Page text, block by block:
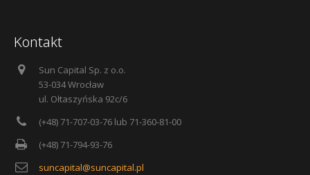
Kontakt
Sun Capital Sp. z o.o.
53-034 Wrocław
ul. Ołtaszyńska 92c/6
(+48) 71-707-03-76 lub 71-360-81-00
(+48) 71-794-93-76
suncapital@suncapital.pl